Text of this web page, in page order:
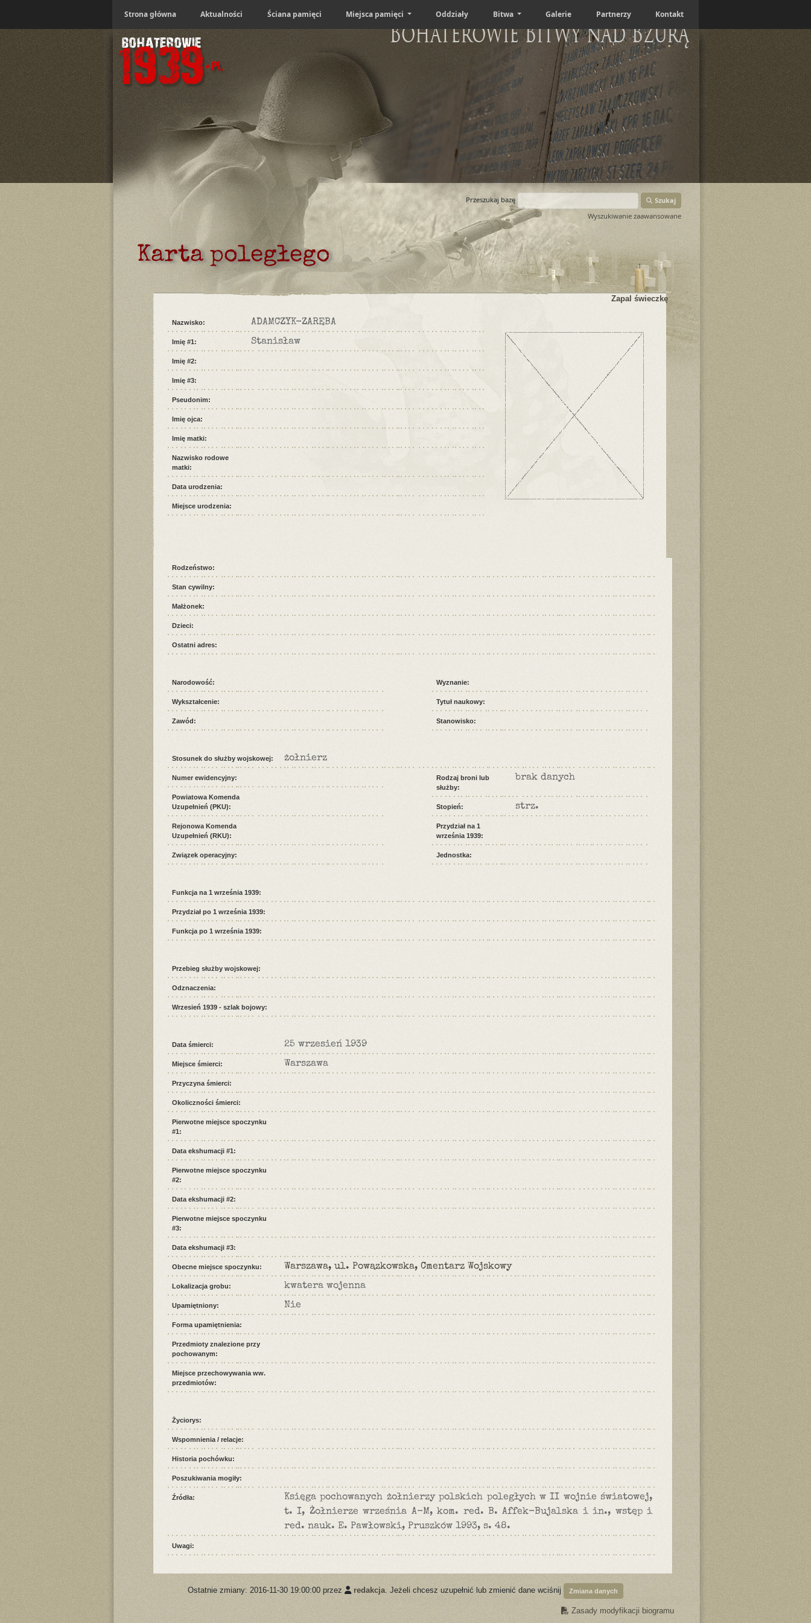
Strona główna Aktualności Ściana pamięci Miejsca pamięci Oddziały Bitwa Galerie Partnerzy Kontakt
Bohaterowie Bitwy nad Bzurą
Przeszukaj bazę
Szukaj
Wyszukiwanie zaawansowane
Karta poległego
Zapal świeczkę
Nazwisko: ADAMCZYK-ZARĘBA
Imię #1: Stanisław
Imię #2:
Imię #3:
Pseudonim:
Imię ojca:
Imię matki:
Nazwisko rodowe
matki:
Data urodzenia:
Miejsce urodzenia:
Rodzeństwo:
Stan cywilny:
Małżonek:
Dzieci:
Ostatni adres:
Narodowość:
Wykształcenie:
Zawód:
Wyznanie:
Tytuł naukowy:
Stanowisko:
Stosunek do służby wojskowej: żołnierz
Numer ewidencyjny:
Powiatowa Komenda
Uzupełnień (PKU):
Rejonowa Komenda
Uzupełnień (RKU):
Związek operacyjny:
Rodzaj broni lub
służby:
brak danych
Stopień: strz.
Przydział na 1
września 1939:
Jednostka:
Funkcja na 1 września 1939:
Przydział po 1 września 1939:
Funkcja po 1 września 1939:
Przebieg służby wojskowej:
Odznaczenia:
Wrzesień 1939 - szlak bojowy:
Data śmierci: 25 wrzesień 1939
Miejsce śmierci: Warszawa
Przyczyna śmierci:
Okoliczności śmierci:
Pierwotne miejsce spoczynku
#1:
Data ekshumacji #1:
Pierwotne miejsce spoczynku
#2:
Data ekshumacji #2:
Pierwotne miejsce spoczynku
#3:
Data ekshumacji #3:
Obecne miejsce spoczynku: Warszawa, ul. Powązkowska, Cmentarz Wojskowy
Lokalizacja grobu: kwatera wojenna
Upamiętniony: Nie
Forma upamiętnienia:
Przedmioty znalezione przy
pochowanym:
Miejsce przechowywania ww.
przedmiotów:
Życiorys:
Wspomnienia / relacje:
Historia pochówku:
Poszukiwania mogiły:
Źródła:
Księga pochowanych żołnierzy polskich poległych w II wojnie światowej,
t. I, Żołnierze września A-M, kom. red. B. Affek-Bujalska i in., wstęp i
red. nauk. E. Pawłowski, Pruszków 1993, s. 48.
Uwagi:
Ostatnie zmiany: 2016-11-30 19:00:00 przez redakcja . Jeżeli chcesz uzupełnić lub zmienić dane wciśnij Zmiana danych
Zasady modyfikacji biogramu